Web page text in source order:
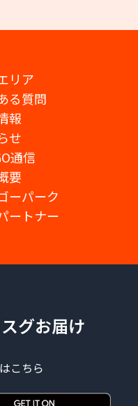
リア
る質問
報
せ
通信
要
ーパーク
ートナー
グお届け
こちら